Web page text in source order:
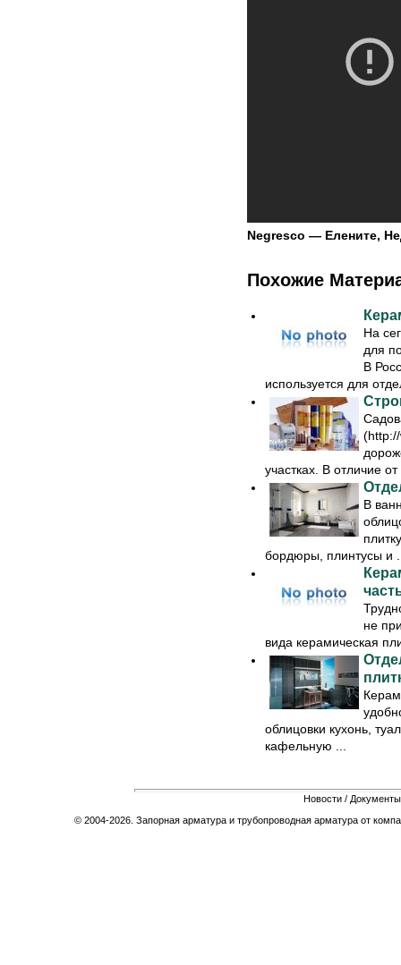
Negresco — Елените,
Похожие
На
для
В
используется для
участках. В отличие от
В
бордюры, плинтусы и
не
вида керамическая
облицовки кухонь,
кафельную ...
Новости / Документы
© 2004-2026. Запорная арматура и трубопроводная арматура от